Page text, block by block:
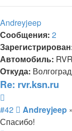
Andreyjeep
Сообщения: 2
Автомобиль: RVR
Откуда: Волгоград
Re: rvr.ksn.ru
#42
Сообщение
Andreyjeep
Спасибо!